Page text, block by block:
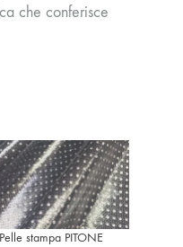
che conferisce
stampa PITONE